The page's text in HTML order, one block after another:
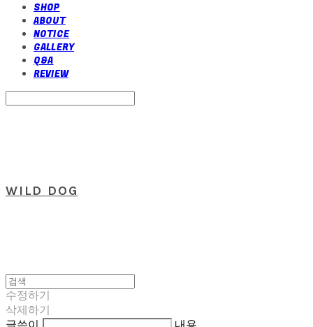
SHOP
ABOUT
NOTICE
GALLERY
Q&A
REVIEW
WILD DOG
수정하기
삭제하기